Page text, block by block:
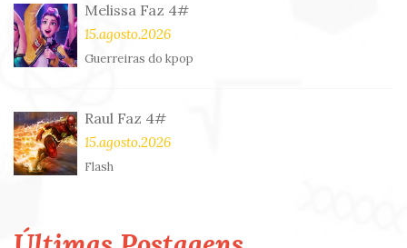
Melissa Faz 4#
15.agosto.2026
Guerreiras do kpop
Raul Faz 4#
15.agosto.2026
Flash